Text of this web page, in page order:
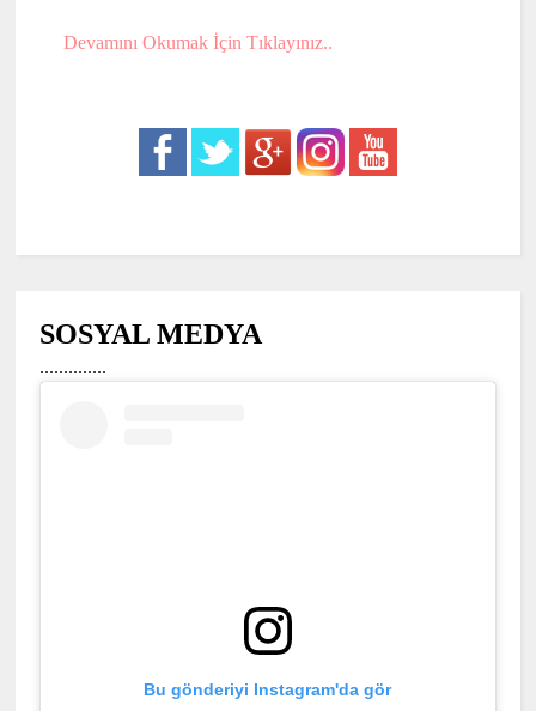
Devamını Okumak İçin Tıklayınız..
SOSYAL MEDYA
..............
Bu gönderiyi Instagram'da gör